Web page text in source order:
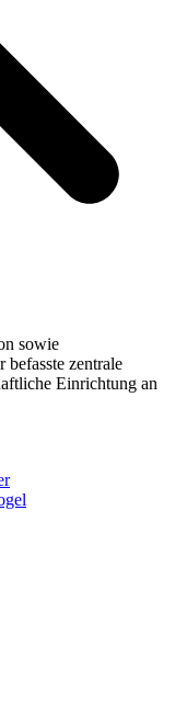
sowie
befasste zentrale
Einrichtung an